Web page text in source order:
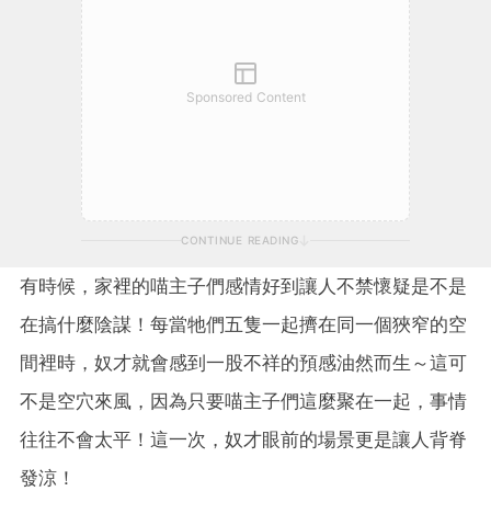
Sponsored Content
CONTINUE READING
有時候，家裡的喵主子們感情好到讓人不禁懷疑是不是
在搞什麼陰謀！每當牠們五隻一起擠在同一個狹窄的空
間裡時，奴才就會感到一股不祥的預感油然而生～這可
不是空穴來風，因為只要喵主子們這麼聚在一起，事情
往往不會太平！這一次，奴才眼前的場景更是讓人背脊
發涼！